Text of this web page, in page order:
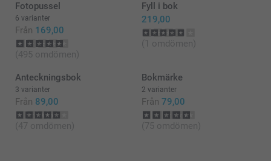
Fotopussel
6 varianter
Från 169,00
(495 omdömen)
Fyll i bok
219,00
(1 omdömen)
Anteckningsbok
3 varianter
Från 89,00
(47 omdömen)
Bokmärke
2 varianter
Från 79,00
(75 omdömen)